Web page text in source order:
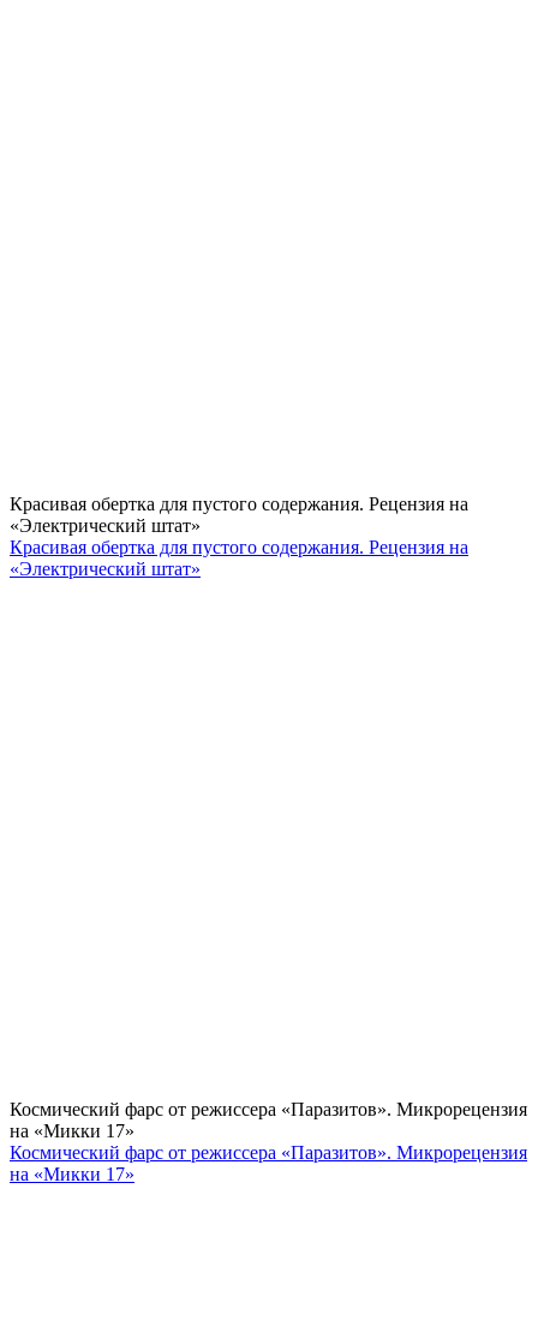
Красивая обертка для пустого содержания. Рецензия на
«Электрический штат»
Красивая обертка для пустого содержания. Рецензия на
«Электрический штат»
Космический фарс от режиссера «Паразитов». Микрорецензия
на «Микки 17»
Космический фарс от режиссера «Паразитов». Микрорецензия
на «Микки 17»